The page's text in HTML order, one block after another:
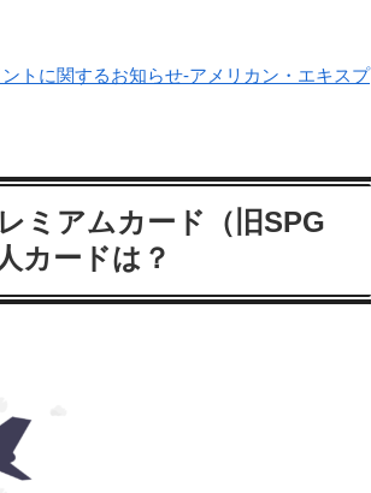
トに関するお知らせ-アメリカン・エキスプ
ミアムカード（旧SPG
カードは？